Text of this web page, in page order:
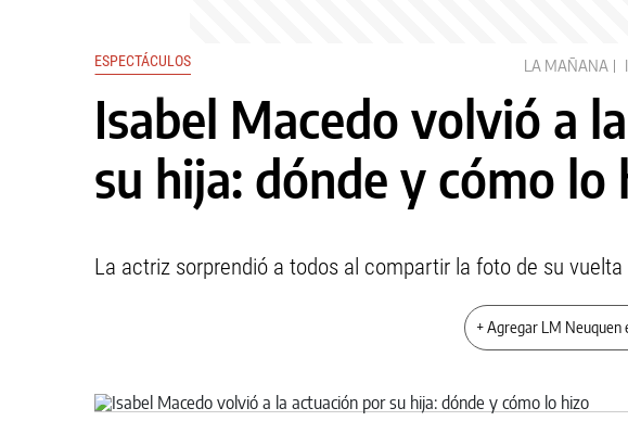
ESPECTÁCULOS LA MAÑANA
Isabel Macedo volvió a
su hija: dónde y cómo lo
La actriz sorprendió a todos al compartir la foto de su
+ Agregar LM Neuquen